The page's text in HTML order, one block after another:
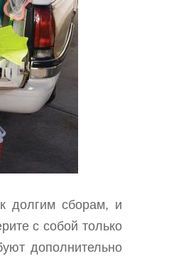
долгим сборам, и
с собой только
дополнительно